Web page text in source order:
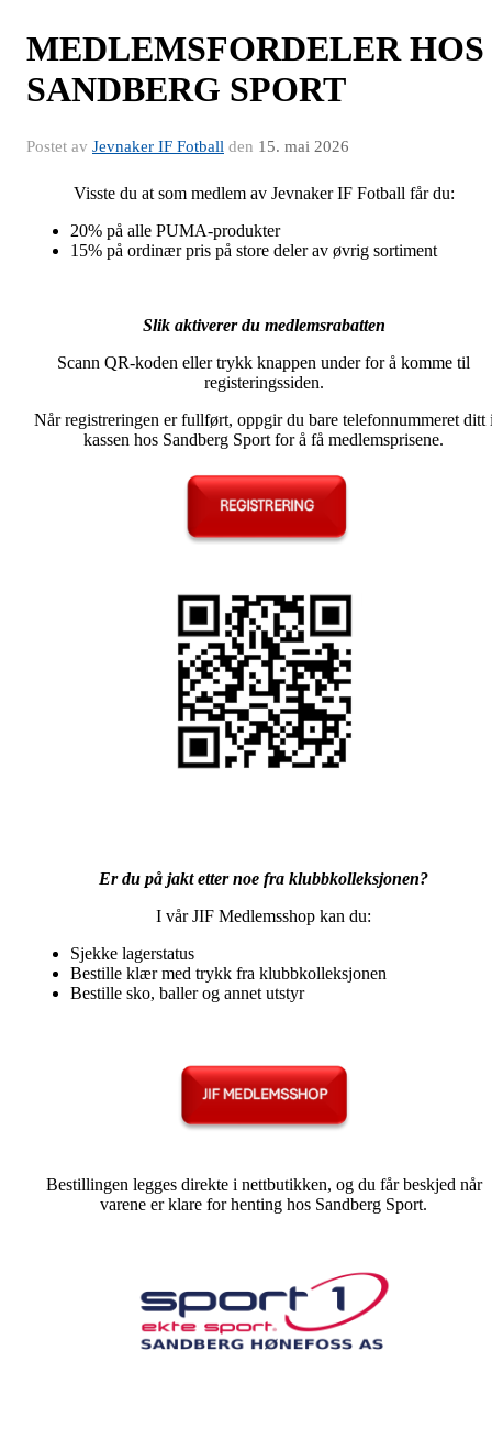
MEDLEMSFORDELER HOS
SANDBERG SPORT
Postet av Jevnaker IF Fotball den 15. mai 2026
Visste du at som medlem av Jevnaker IF Fotball får du:
20% på alle PUMA-produkter
15% på ordinær pris på store deler av øvrig sortiment
Slik aktiverer du medlemsrabatten
Scann QR-koden eller trykk knappen under for å komme til
registeringssiden.
Når registreringen er fullført, oppgir du bare telefonnummeret ditt
kassen hos Sandberg Sport for å få medlemsprisene.
Er du på jakt etter noe fra klubbkolleksjonen?
I vår JIF Medlemsshop kan du:
Sjekke lagerstatus
Bestille klær med trykk fra klubbkolleksjonen
Bestille sko, baller og annet utstyr
Bestillingen legges direkte i nettbutikken, og du får beskjed når
varene er klare for henting hos Sandberg Sport.